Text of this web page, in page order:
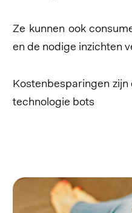
Ze kunnen ook
en de nodige inzichten
Kostenbesparingen
technologie bots